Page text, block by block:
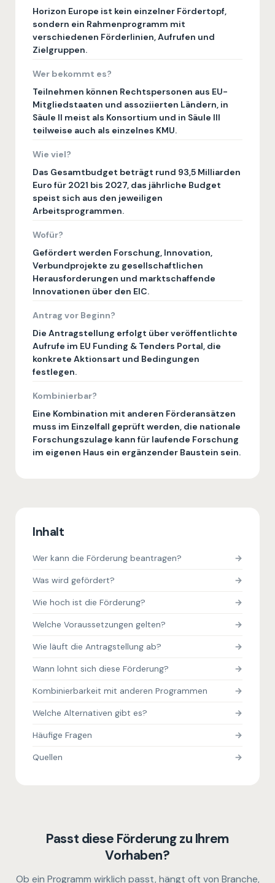
Horizon Europe ist kein einzelner Fördertopf,
sondern ein Rahmenprogramm mit
verschiedenen Förderlinien, Aufrufen und
Zielgruppen.
Wer bekommt es?
Teilnehmen können Rechtspersonen aus EU-
Mitgliedstaaten und assoziierten Ländern, in
Säule II meist als Konsortium und in Säule III
teilweise auch als einzelnes KMU.
Wie viel?
Das Gesamtbudget beträgt rund 93,5 Milliarden
Euro für 2021 bis 2027, das jährliche Budget
speist sich aus den jeweiligen
Arbeitsprogrammen.
Wofür?
Gefördert werden Forschung, Innovation,
Verbundprojekte zu gesellschaftlichen
Herausforderungen und marktschaffende
Innovationen über den EIC.
Antrag vor Beginn?
Die Antragstellung erfolgt über veröffentlichte
Aufrufe im EU Funding & Tenders Portal, die
konkrete Aktionsart und Bedingungen
festlegen.
Kombinierbar?
Eine Kombination mit anderen Förderansätzen
muss im Einzelfall geprüft werden, die nationale
Forschungszulage kann für laufende Forschung
im eigenen Haus ein ergänzender Baustein sein.
Inhalt
Wer kann die Förderung beantragen?
Was wird gefördert?
Wie hoch ist die Förderung?
Welche Voraussetzungen gelten?
Wie läuft die Antragstellung ab?
Wann lohnt sich diese Förderung?
Kombinierbarkeit mit anderen Programmen
Welche Alternativen gibt es?
Häufige Fragen
Quellen
Passt diese Förderung zu Ihrem
Vorhaben?
Ob ein Programm wirklich passt, hängt oft von Branche,